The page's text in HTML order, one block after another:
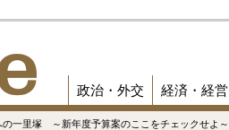
政治・外交 経済・経営
の一里塚 ～新年度予算案のここをチェックせよ～